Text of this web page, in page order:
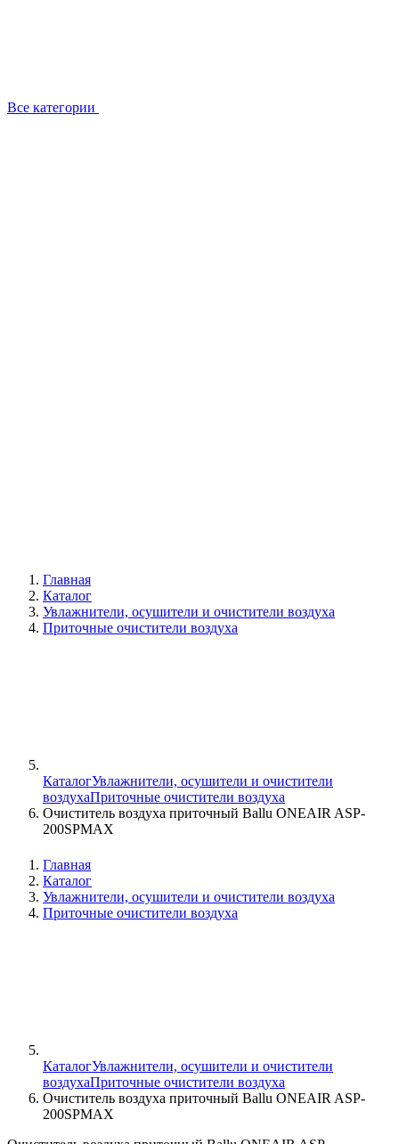
Все категории
Главная
Каталог
Увлажнители, осушители и очистители воздуха
Приточные очистители воздуха
КаталогУвлажнители, осушители и очистители
воздухаПриточные очистители воздуха
Очиститель воздуха приточный Ballu ONEAIR ASP-
200SPMAX
Главная
Каталог
Увлажнители, осушители и очистители воздуха
Приточные очистители воздуха
КаталогУвлажнители, осушители и очистители
воздухаПриточные очистители воздуха
Очиститель воздуха приточный Ballu ONEAIR ASP-
200SPMAX